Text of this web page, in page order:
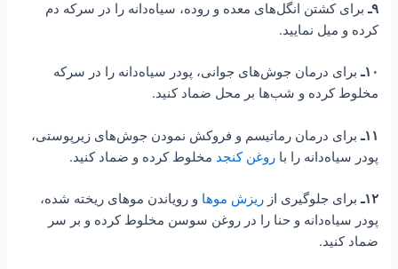
۹ـ برای کشتن انگل‌های معده و روده، سیاه‌دانه را در سرکه دم
کرده و میل نمایید.
۱۰ـ برای درمان جوش‌های جوانی، پودر سیاه‌دانه را در سرکه
مخلوط کرده و شب‌ها بر محل ضماد کنید.
۱۱ـ برای درمان رماتیسم و فروکش نمودن جوش‌های زیرپوستی،
پودر سیاه‌دانه را باروغن کنجد مخلوط کرده و ضماد کنید.
۱۲ـ برای جلوگیری ازریزش موها و رویاندن موهای ریخته شده،
پودر سیاه‌دانه و حنا را در روغن سوسن مخلوط کرده و بر سر
ضماد کنید.